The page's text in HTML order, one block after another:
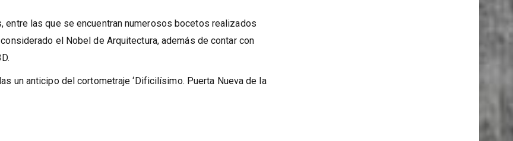
entre las que se encuentran numerosos bocetos realizados
el Nobel de Arquitectura, además de contar con
un anticipo del cortometraje ‘Dificilísimo. Puerta Nueva de la